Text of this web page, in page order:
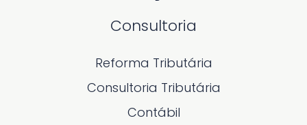
Consultoria
Reforma Tributária
Consultoria Tributária
Contábil